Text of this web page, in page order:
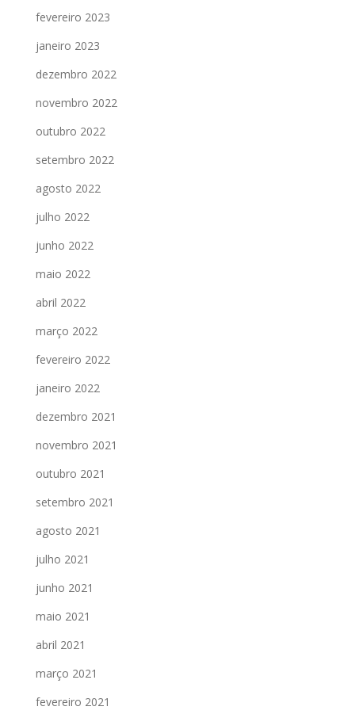
fevereiro 2023
janeiro 2023
dezembro 2022
novembro 2022
outubro 2022
setembro 2022
agosto 2022
julho 2022
junho 2022
maio 2022
abril 2022
março 2022
fevereiro 2022
janeiro 2022
dezembro 2021
novembro 2021
outubro 2021
setembro 2021
agosto 2021
julho 2021
junho 2021
maio 2021
abril 2021
março 2021
fevereiro 2021